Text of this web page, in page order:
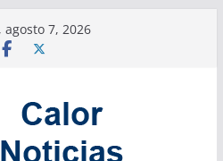
agosto 7, 2026